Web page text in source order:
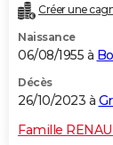
Créer une
Naissance
06/08/1955 à
Décès
26/10/2023 à
Famille